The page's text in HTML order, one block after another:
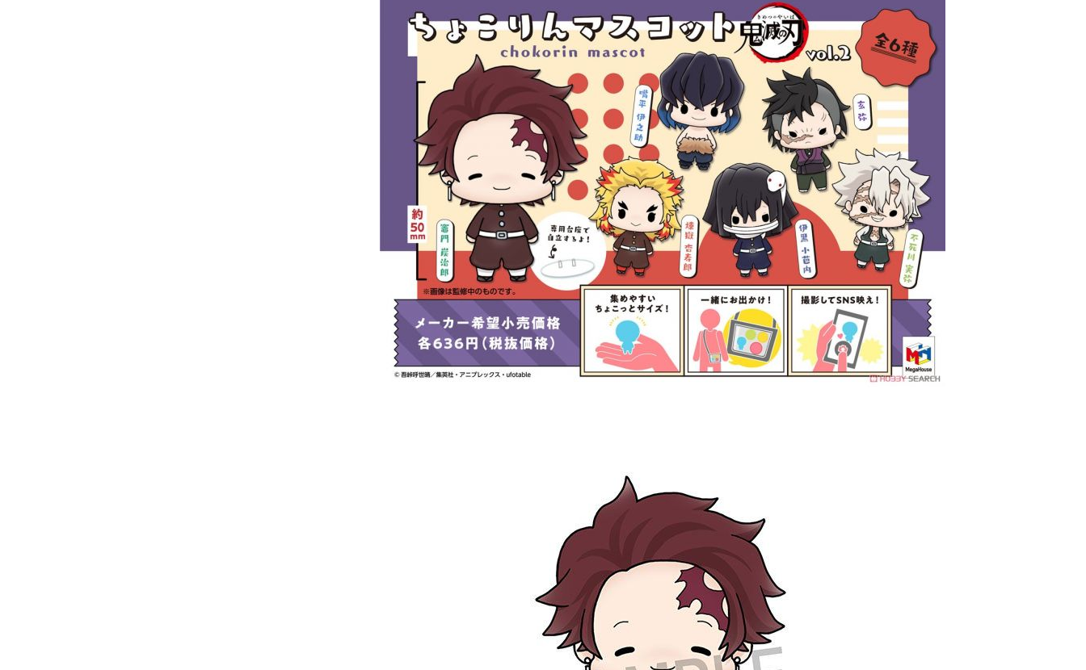
7-11取貨付款
NT$65/pesanan | Penghantaran percuma untuk pesanan
NT$1,300 atau lebih
付款後7-11取貨
NT$65/pesanan | Penghantaran percuma untuk pesanan
NT$1,300 atau lebih
宅配-木棉花樂園專用
NT$100/pesanan | Penghantaran percuma untuk pesanan
NT$1,300 atau lebih
宅配-離島(澎湖/金門/馬祖)-木棉花樂園專用
NT$220/pesanan
黑貓宅配-貨到付款
NT$150/pesanan